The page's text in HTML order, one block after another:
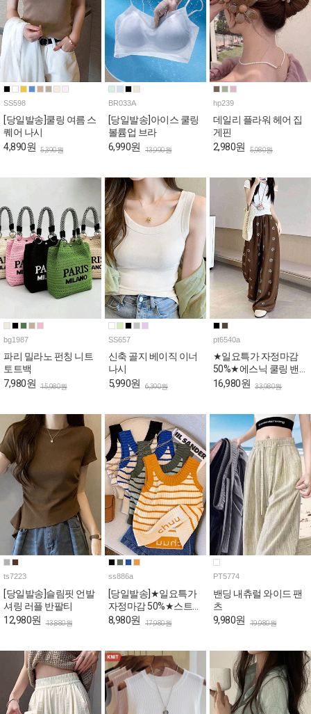
SS598
[당일발송]쿨링 여름 스
퀘어 나시
4,890원 5,390원
BR033A
[당일발송]아이스 쿨링
볼륨업 브라
6,990원 13,990원
hp239
데일리 플라워 헤어 집
게핀
2,980원 5,980원
bg1987
파리 밀라노 펀칭 니트
토트백
7,980원 15,980원
SS657
신축 골지 베이직 이너
나시
5,990원 6,390원
pt6540a
★일요특가 자정마감
50%★에스닉 쿨링 밴
딩 와이드 팬츠
16,980원 33,980원
ts7223
[당일발송]슬림핏 언발
셔링 러플 반팔티
12,980원 13,880원
ss886a
[당일발송]★일요특가
자정마감 50%★스트라
이프 쫀쫀 골지 나시
8,980원 17,980원
PT5774
밴딩 내츄럴 와이드 팬
츠
9,980원 19,980원